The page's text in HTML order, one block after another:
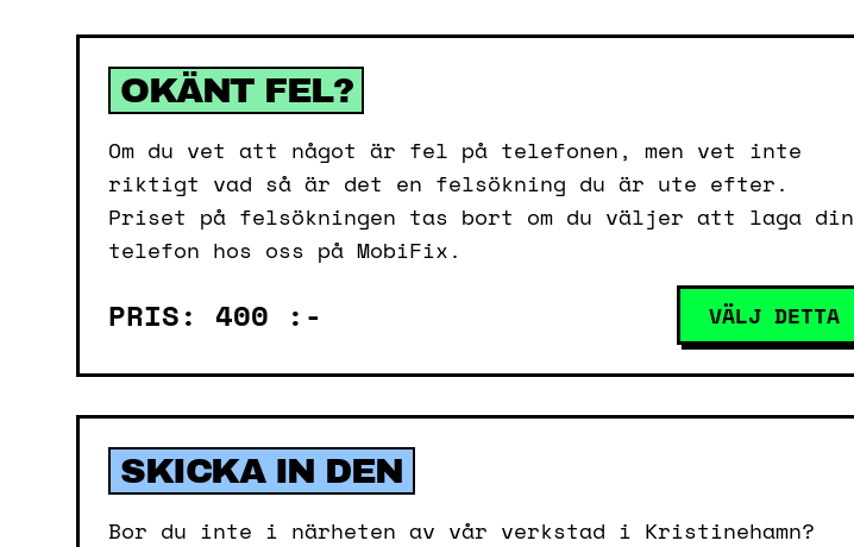
OKÄNT FEL?
Om du vet att något är fel på telefonen, men vet inte
riktigt vad så är det en felsökning du är ute efter.
Priset på felsökningen tas bort om du väljer att laga din
telefon hos oss på MobiFix.
PRIS: 400 :- VÄLJ DETTA
SKICKA IN DEN
Bor du inte i närheten av vår verkstad i Kristinehamn?